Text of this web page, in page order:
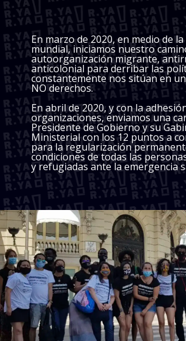
En marzo de 2020, en medio de
mundial, iniciamos nuestro
autoorganización migrante,
anticolonial para derribar las
constantemente nos sitúan en
NO derechos.
En abril de 2020, y con la
organizaciones, enviamos una
Presidente de Gobierno y su
Ministerial con los 12 puntos a
para la regularización
condiciones de todas las
y refugiadas ante la emergencia